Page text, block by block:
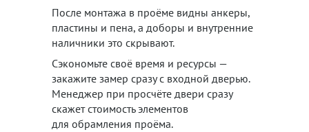
После монтажа в проёме видны анкеры,
пластины и пена, а доборы и внутренние
наличники это скрывают.
Сэкономьте своё время и ресурсы —
закажите замер сразу с входной дверью.
Менеджер при просчёте двери сразу
скажет стоимость элементов
для обрамления проёма.